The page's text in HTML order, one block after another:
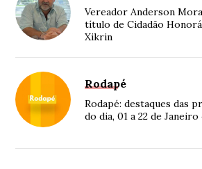
Vereador Anderson
título de Cidadão
Xikrin
Rodapé
Rodapé: destaques das
do dia, 01 a 22 de Janeiro